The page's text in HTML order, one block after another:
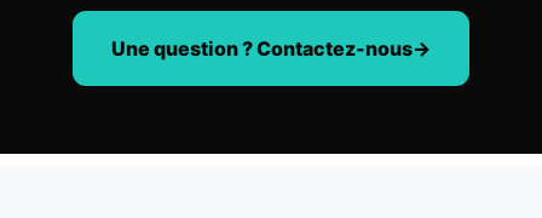
Une question ? Contactez-nous